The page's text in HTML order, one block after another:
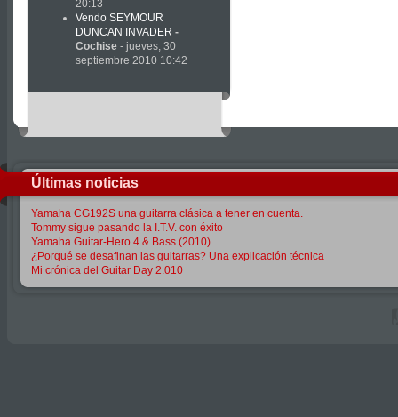
20:13
Vendo SEYMOUR
DUNCAN INVADER -
Cochise - jueves, 30
septiembre 2010 10:42
Últimas noticias
Yamaha CG192S una guitarra clásica a tener en cuenta.
Tommy sigue pasando la I.T.V. con éxito
Yamaha Guitar-Hero 4 & Bass (2010)
¿Porqué se desafinan las guitarras? Una explicación técnica
Mi crónica del Guitar Day 2.010